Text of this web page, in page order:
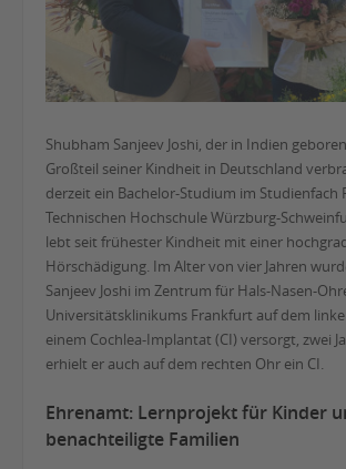
Shubham Sanjeev Joshi, der in Indien
Großteil seiner Kindheit in Deutschland
derzeit ein Bachelor-Studium im Studienfach
Technischen Hochschule Würzburg-
lebt seit frühester Kindheit mit einer
Hörschädigung. Im Alter von vier Jahren
Sanjeev Joshi im Zentrum für Hals-Nasen-
Universitätsklinikums Frankfurt auf dem
einem Cochlea-Implantat (CI) versorgt, zwei
erhielt er auch auf dem rechten Ohr ein CI.
Ehrenamt: Lernprojekt für Kinder
benachteiligte Familien